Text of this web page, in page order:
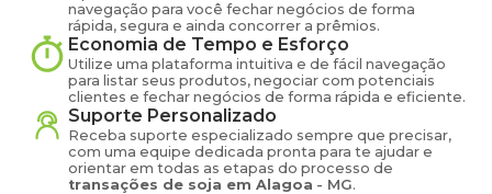
navegação para você fechar negócios de forma
rápida, segura e ainda concorrer a prêmios.
Economia de Tempo e Esforço
Utilize uma plataforma intuitiva e de fácil navegação
para listar seus produtos, negociar com potenciais
clientes e fechar negócios de forma rápida e eficiente.
Suporte Personalizado
Receba suporte especializado sempre que precisar,
com uma equipe dedicada pronta para te ajudar e
orientar em todas as etapas do processo de
transações de soja em Alagoa - MG.